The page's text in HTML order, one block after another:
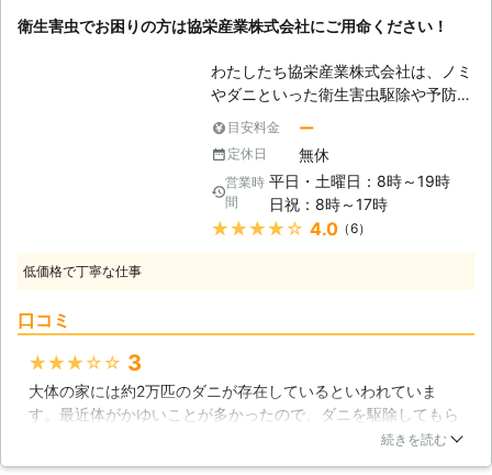
きな時です。ハチたちにとって見れ
を食べに来た敵だと思われる時期でも
あります。普段は大人しいミツバチや
アシナガバチも、この時期はとても攻
撃的です。家の近くなどで、これらの
巣を見つけても、絶対に近づかないよ
うにしましょう。
衛生害虫でお困りの方は協栄産業株式会社にご用命ください！
わたしたち協栄産業株式会社は、ノミ
やダニといった衛生害虫駆除や予防を
行っている衛生管理のプロフェッショ
ナルです。ご家庭にいる衛生害虫は、
徹底的に駆除しなければ、なかなか改
善されず、死骸や糞をそのままにして
おけば、気管支炎などのアレルギー症
状が現れる場合があります。完全に死
うしたものから、隅から隅まで駆除を
行い、再発を防止する予防なども行う
ことができますので、お悩みでしたら
是非当社にご連絡ください。 【ペッ
目安料金 ー
定休日 無休
営業時
間
平日・土曜日：8時～19時
日祝：8時～17時
★★★★★ 4.0（6）
低価格で丁寧な仕事
口コミ
★★★★★ 3
大体の家には約2万匹のダニが存在しているといわれていま
す。最近体がかゆいことが多かったので、ダニを駆除してもら
うことにしました。ダニの予防にもなりますしね。インターネ
続きを読む